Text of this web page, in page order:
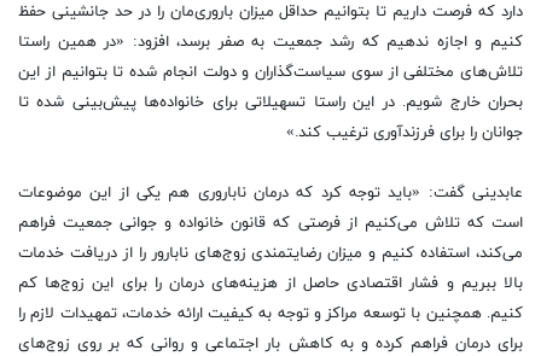
دارد که فرصت داریم تا بتوانیم حداقل میزان باروری‌مان را در حد جانشینی حفظ
کنیم و اجازه ندهیم که رشد جمعیت به صفر برسد، افزود: «در همین راستا
تلاش‌های مختلفی از سوی سیاست‌گذاران و دولت انجام شده تا بتوانیم از این
بحران خارج شویم. در این راستا تسهیلاتی برای خانواده‌ها پیش‌بینی شده تا
جوانان را برای فرزندآوری ترغیب کند.»
عابدینی گفت: «باید توجه کرد که درمان ناباروری هم یکی از این موضوعات
است که تلاش می‌کنیم از فرصتی که قانون خانواده و جوانی جمعیت فراهم
می‌کند، استفاده کنیم و میزان رضایتمندی زوج‌های نابارور را از دریافت خدمات
بالا ببریم و فشار اقتصادی حاصل از هزینه‌های درمان را برای این زوج‌ها کم
کنیم. همچنین با توسعه مراکز و توجه به کیفیت ارائه خدمات، تمهیدات لازم را
برای درمان فراهم کرده و به کاهش بار اجتماعی و روانی که بر روی زوج‌های